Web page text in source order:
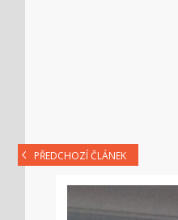
PŘEDCHOZÍ ČLÁNEK